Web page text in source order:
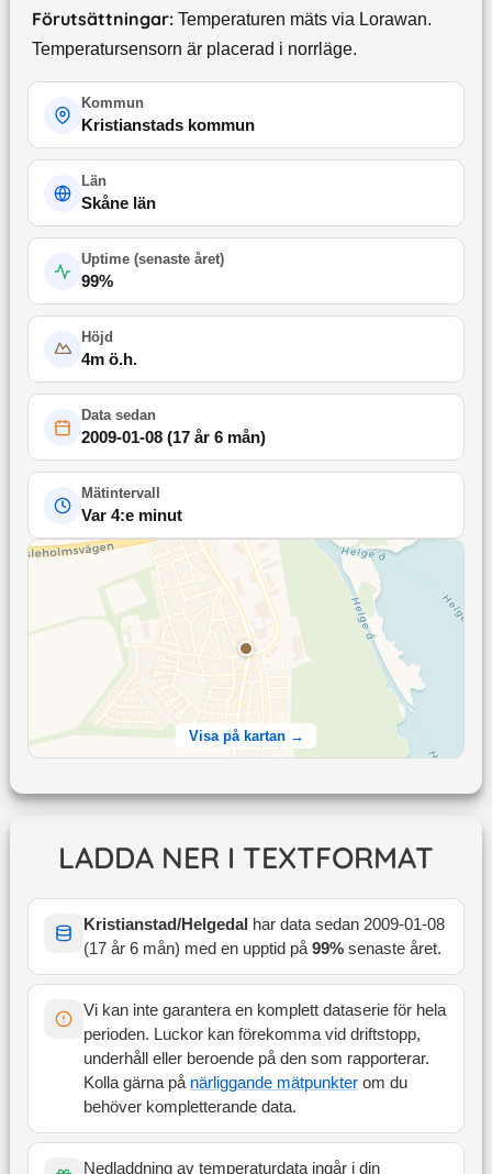
Förutsättningar: Temperaturen mäts via Lorawan.
Temperatursensorn är placerad i norrläge.
Kommun
Kristianstads kommun
Län
Skåne län
Uptime (senaste året)
99%
Höjd
4m ö.h.
Data sedan
2009-01-08(17 år 6 mån)
Mätintervall
Var 4:e minut
Visa på kartan →
LADDA NER I TEXTFORMAT
Kristianstad/Helgedal har data sedan 2009-01-08
(17 år 6 mån) med en upptid på99% senaste året.
Vi kan inte garantera en komplett dataserie för hela
perioden. Luckor kan förekomma vid driftstopp,
underhåll eller beroende på den som rapporterar.
Kolla gärna på närliggande mätpunkterom du
behöver kompletterande data.
Nedladdning av temperaturdata ingår i din